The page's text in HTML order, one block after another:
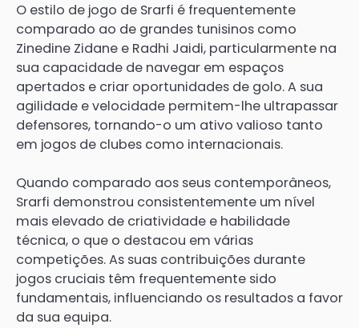
O estilo de jogo de Srarfi é frequentemente
comparado ao de grandes tunisinos como
Zinedine Zidane e Radhi Jaidi, particularmente na
sua capacidade de navegar em espaços
apertados e criar oportunidades de golo. A sua
agilidade e velocidade permitem-lhe ultrapassar
defensores, tornando-o um ativo valioso tanto
em jogos de clubes como internacionais.
Quando comparado aos seus contemporâneos,
Srarfi demonstrou consistentemente um nível
mais elevado de criatividade e habilidade
técnica, o que o destacou em várias
competições. As suas contribuições durante
jogos cruciais têm frequentemente sido
fundamentais, influenciando os resultados a favor
da sua equipa.